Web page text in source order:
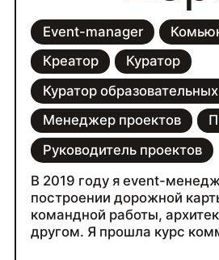
Event-manager
Креатор
Куратор
Куратор
Менеджер проектов
Руководитель проектов
В 2019 году я event-
построении дорожной
командной работы,
другом. Я прошла курс